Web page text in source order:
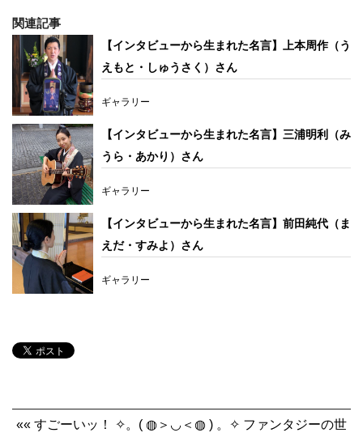
関連記事
【インタビューから生まれた名言】上本周作（う
えもと・しゅうさく）さん
ギャラリー
【インタビューから生まれた名言】三浦明利（み
うら・あかり）さん
ギャラリー
【インタビューから生まれた名言】前田純代（ま
えだ・すみよ）さん
ギャラリー
«« すごーいッ！ ✧。( ◍＞◡＜◍ ) 。✧ ファンタジーの世